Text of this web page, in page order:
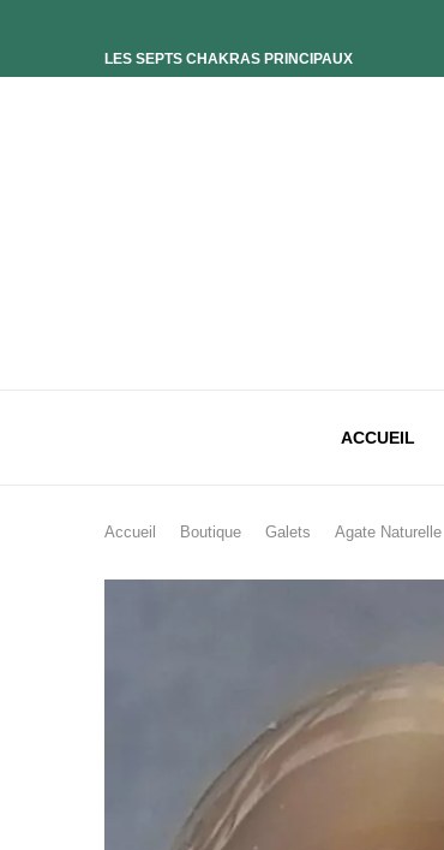
LES SEPTS CHAKRAS PRINCIPAUX
ACCUEIL
Accueil Boutique Galets Agate Naturelle